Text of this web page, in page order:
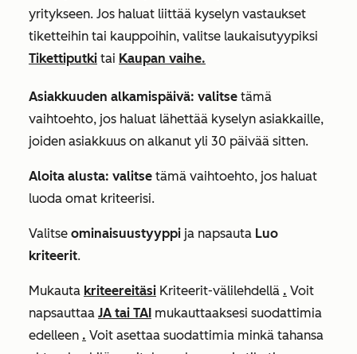
yritykseen. Jos haluat liittää kyselyn vastaukset
tiketteihin tai kauppoihin, valitse laukaisutyypiksi
Tikettiputki tai Kaupan vaihe.
Asiakkuuden alkamispäivä: valitse tämä
vaihtoehto, jos haluat lähettää kyselyn asiakkaille,
joiden asiakkuus on alkanut yli 30 päivää sitten.
Aloita alusta: valitse tämä vaihtoehto, jos haluat
luoda omat kriteerisi.
Valitse ominaisuustyyppi ja napsauta Luo
kriteerit.
Mukauta kriteereitäsi Kriteerit-välilehdellä . Voit
napsauttaa JA tai TAI mukauttaaksesi suodattimia
edelleen . Voit asettaa suodattimia minkä tahansa